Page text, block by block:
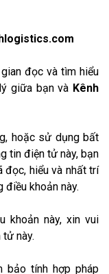
đọc và tìm hiểu
giữa bạn và Kênh
hoặc sử dụng bất
tin điện tử này, bạn
đọc, hiểu và nhất trí
điều khoản này.
khoản này, xin vui
này.
bảo tính hợp pháp